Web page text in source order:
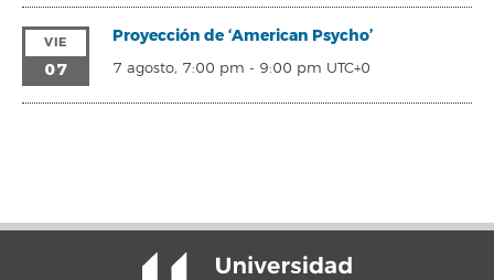
VIE
07
Proyección de ‘American Psycho’
7 agosto, 7:00 pm - 9:00 pm UTC+0